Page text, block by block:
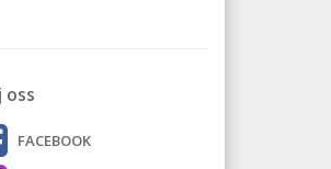
oss
FACEBOOK